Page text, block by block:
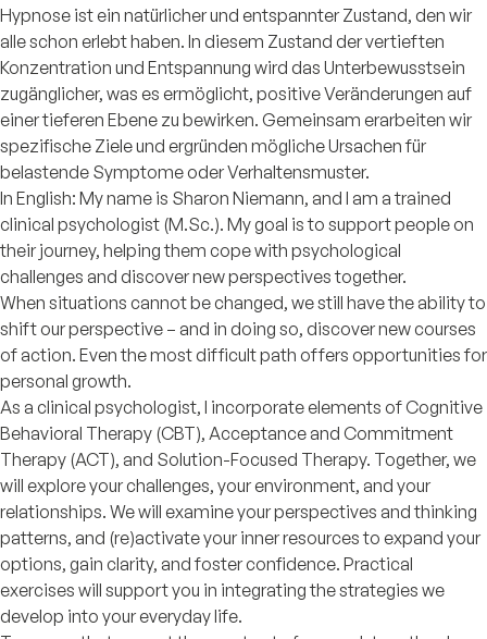
Hypnose ist ein natürlicher und entspannter Zustand, den wir
alle schon erlebt haben. In diesem Zustand der vertieften
Konzentration und Entspannung wird das Unterbewusstsein
zugänglicher, was es ermöglicht, positive Veränderungen auf
einer tieferen Ebene zu bewirken. Gemeinsam erarbeiten wir
spezifische Ziele und ergründen mögliche Ursachen für
belastende Symptome oder Verhaltensmuster.
In English: My name is Sharon Niemann, and I am a trained
clinical psychologist (M.Sc.). My goal is to support people on
their journey, helping them cope with psychological
challenges and discover new perspectives together.
When situations cannot be changed, we still have the ability to
shift our perspective – and in doing so, discover new courses
of action. Even the most difficult path offers opportunities for
personal growth.
As a clinical psychologist, I incorporate elements of Cognitive
Behavioral Therapy (CBT), Acceptance and Commitment
Therapy (ACT), and Solution-Focused Therapy. Together, we
will explore your challenges, your environment, and your
relationships. We will examine your perspectives and thinking
patterns, and (re)activate your inner resources to expand your
options, gain clarity, and foster confidence. Practical
exercises will support you in integrating the strategies we
develop into your everyday life.